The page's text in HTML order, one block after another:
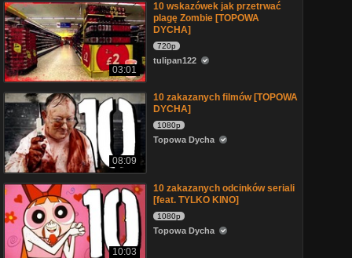
03:01
10 wskazówek jak przetrwać
plagę Zombie [TOPOWA
DYCHA]
720p
tulipan122
08:09
10 zakazanych filmów [TOPOWA
DYCHA]
1080p
Topowa Dycha
10:03
10 zakazanych odcinków seriali
[feat. TYLKO KINO]
1080p
Topowa Dycha